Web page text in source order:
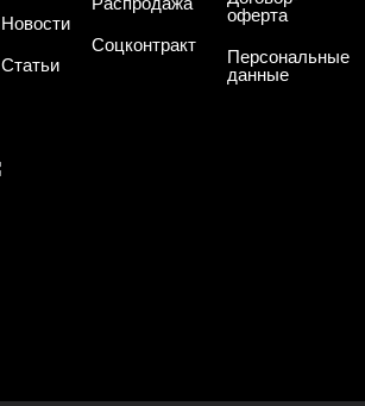
Новости
Статьи
Соцконтракт
оферта
Персональные
данные